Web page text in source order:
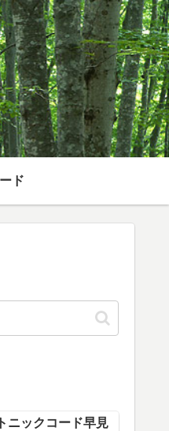
ド
ニックコード早見